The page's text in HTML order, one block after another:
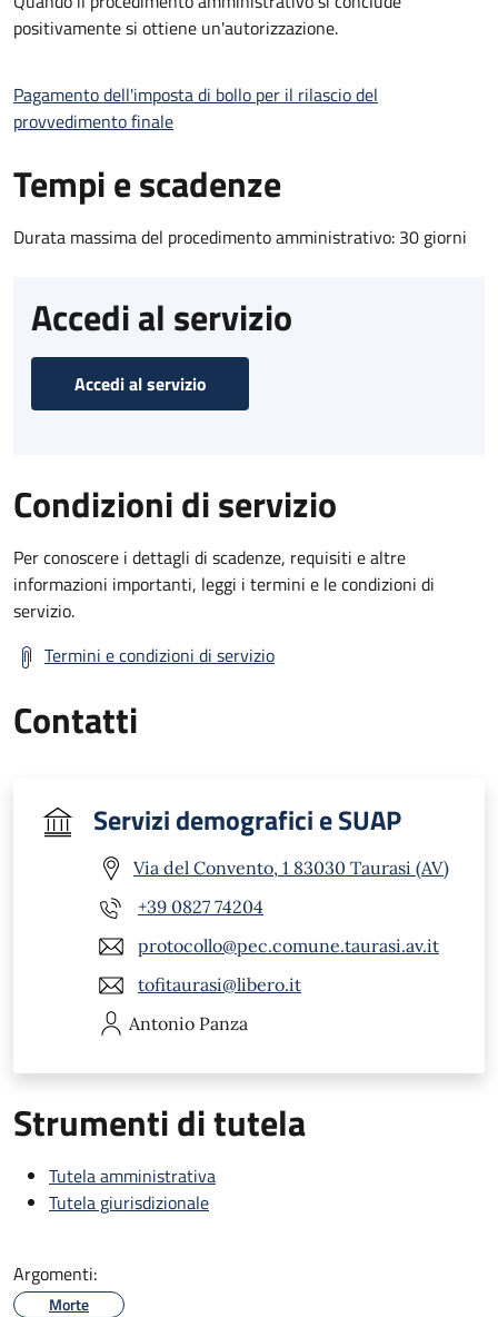
positivamente si ottiene un'autorizzazione.
Pagamento dell'imposta di bollo per il rilascio del
provvedimento finale
Tempi e scadenze
Durata massima del procedimento amministrativo: 30 giorni
Accedi al servizio
Accedi al servizio
Condizioni di servizio
Per conoscere i dettagli di scadenze, requisiti e altre
informazioni importanti, leggi i termini e le condizioni di
servizio.
Termini e condizioni di servizio
Contatti
Servizi demografici e SUAP
Via del Convento, 1 83030 Taurasi (AV)
+39 0827 74204
protocollo@pec.comune.taurasi.av.it
tofitaurasi@libero.it
Antonio Panza
Strumenti di tutela
Tutela amministrativa
Tutela giurisdizionale
Argomenti:
Morte